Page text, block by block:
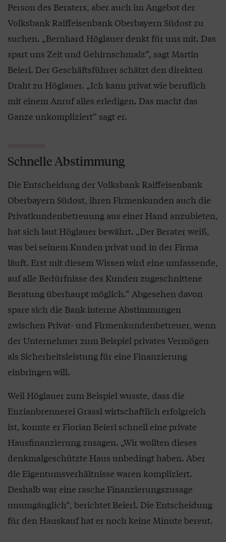
Person des Beraters, aber auch im Angebot der
Volksbank Raiffeisenbank Oberbayern Südost zu
suchen. „Bernhard Höglauer denkt für uns mit. Das
spart uns Zeit und Gehirnschmalz“, sagt Martin
Beierl. Der Geschäftsführer schätzt den direkten
Draht zu Höglauer. „Ich kann privat wie beruflich
mit einem Anruf alles erledigen. Das macht das
Ganze unkompliziert“ sagt er.
Schnelle Abstimmung
Die Entscheidung der Volksbank Raiffeisenbank
Oberbayern Südost, ihren Firmenkunden auch die
Privatkundenbetreuung aus einer Hand anzubieten,
hat sich laut Höglauer bewährt. „Der Berater weiß,
was bei seinem Kunden privat und in der Firma
läuft. Erst mit diesem Wissen wird eine umfassende,
auf alle Bedürfnisse des Kunden zugeschnittene
Beratung überhaupt möglich.“ Abgesehen davon
spare sich die Bank interne Abstimmungen
zwischen Privat- und Firmenkundenbetreuer, wenn
der Unternehmer zum Beispiel privates Vermögen
als Sicherheitsleistung für eine Finanzierung
einbringen will.
Weil Höglauer zum Beispiel wusste, dass die
Enzianbrennerei Grassl wirtschaftlich erfolgreich
ist, konnte er Florian Beierl schnell eine private
Hausfinanzierung zusagen. „Wir wollten dieses
denkmalgeschützte Haus unbedingt haben. Aber
die Eigentumsverhältnisse waren kompliziert.
Deshalb war eine rasche Finanzierungszusage
unumgänglich“, berichtet Beierl. Die Entscheidung
für den Hauskauf hat er noch keine Minute bereut.